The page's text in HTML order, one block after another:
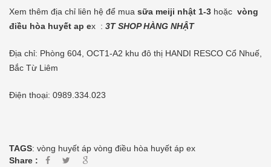
Xem thêm địa chỉ liên hệ để mua sữa meiji nhật 1-3 hoặc vòng
điều hòa huyết ap ex : 3T SHOP HÀNG NHẬT
Địa chỉ: Phòng 604, OCT1-A2 khu đô thị HANDI RESCO Cổ Nhuế,
Bắc Từ Liêm
Điện thoại: 0989.334.023
TAGS: vòng huyết áp vòng điều hòa huyết áp ex
Share :